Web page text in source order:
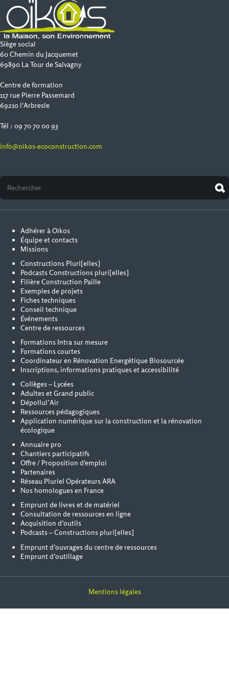
Siège social
60 Chemin du Jacquemet
69890 La Tour de Salvagny
Centre de formation
117 rue Pierre Passemard
69210 l'Arbresle
Tél : 09 70 70 00 93
info@oikos-ecoconstruction.com
Adhérer à Oïkos
Équipe et contacts
Missions
Constructions Pluri[elles]
Podcasts Constructions pluri[elles]
Filière Construction Paille
Exemples de projets
Fiches techniques
Conseil technique
Événements
Centre de ressources
Formations Intra sur mesure
Formations courtes
Coordinateur en Rénovation Energétique Biosourcée
Inscriptions, informations pratiques et accessibilité
Collèges – Lycées
Adultes et Grand public
Dépollul’Air
Ressources pédagogiques
Application numérique sur la construction et la rénovation
écologique
Annuaire pro
Chantiers participatifs
Offre / Proposition d'emploi
Partenaires
Réseau Pluriel Opérateurs ARA
Nos homologues en France
Emprunt de livres et de matériel
Consultation de ressources en ligne
Acquisition d’outils
Podcasts – Constructions pluri[elles]
Emprunt d’ouvrages du centre de ressources
Emprunt d’outillage
Mentions légales